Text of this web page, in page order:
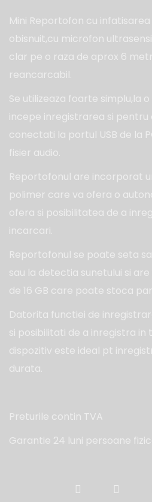
Mini Reportofon cu infatisarea
obisnuit,cu microfon
clar pe o raza de aprox 6
reancarcabil.
Se utilizeaza foarte simplu,la
incepe inregistrarea si
conectati la portul USB de la
fisier audio.
Reportofonul are incorporat
polimer care va ofera o
ofera si posibilitatea de a
incarcari.
Reportofonul se poate seta
sau la detectia sunetului si
de 16 GB care poate stoca
Datorita functiei de
si posibilitati de a inregistra
dispozitiv este ideal pt
durata.
Preturile contin TVA
Garantie 24 luni persoane